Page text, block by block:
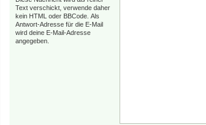
Text verschickt, verwende daher
kein HTML oder BBCode. Als
Antwort-Adresse für die E-Mail
wird deine E-Mail-Adresse
angegeben.